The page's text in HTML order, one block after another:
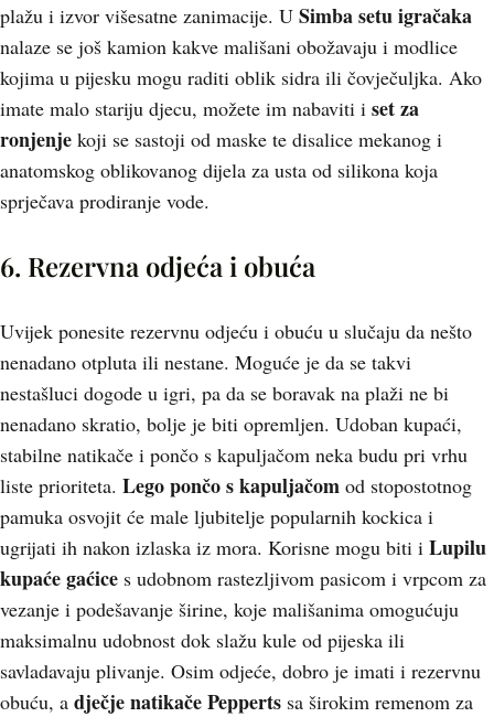
plažu i izvor višesatne zanimacije. U Simba setu igračaka
nalaze se još kamion kakve mališani obožavaju i modlice
kojima u pijesku mogu raditi oblik sidra ili čovječuljka. Ako
imate malo stariju djecu, možete im nabaviti i set za
ronjenje koji se sastoji od maske te disalice mekanog i
anatomskog oblikovanog dijela za usta od silikona koja
sprječava prodiranje vode.
6. Rezervna odjeća i obuća
Uvijek ponesite rezervnu odjeću i obuću u slučaju da nešto
nenadano otpluta ili nestane. Moguće je da se takvi
nestašluci dogode u igri, pa da se boravak na plaži ne bi
nenadano skratio, bolje je biti opremljen. Udoban kupaći,
stabilne natikače i pončo s kapuljačom neka budu pri vrhu
liste prioriteta. Lego pončo s kapuljačom od stopostotnog
pamuka osvojit će male ljubitelje popularnih kockica i
ugrijati ih nakon izlaska iz mora. Korisne mogu biti i Lupilu
kupaće gaćice s udobnom rastezljivom pasicom i vrpcom za
vezanje i podešavanje širine, koje mališanima omogućuju
maksimalnu udobnost dok slažu kule od pijeska ili
savladavaju plivanje. Osim odjeće, dobro je imati i rezervnu
obuću, a dječje natikače Pepperts sa širokim remenom za